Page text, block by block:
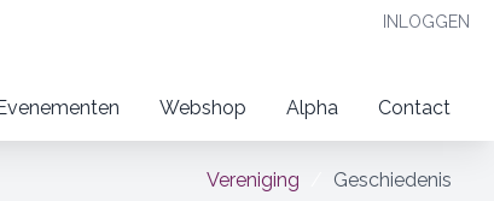
INLOGGEN
Webshop Alpha Contact
Vereniging Geschiedenis